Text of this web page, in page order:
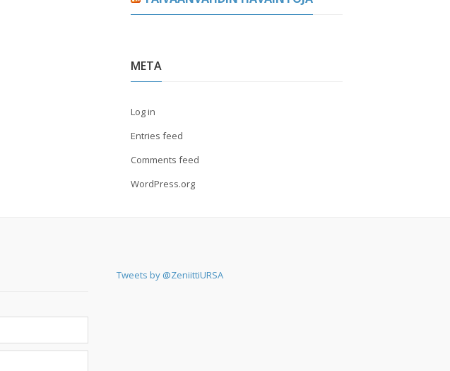
META
Log in
Entries feed
Comments feed
WordPress.org
Tweets by @ZeniittiURSA